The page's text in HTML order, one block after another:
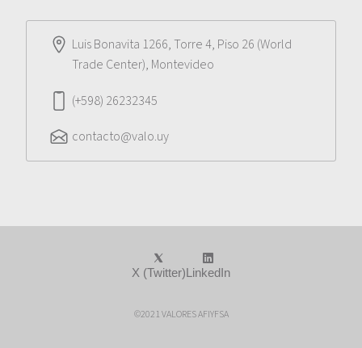
Luis Bonavita 1266, Torre 4, Piso 26 (World
Trade Center), Montevideo
(+598) 26232345
contacto@valo.uy
©2021 VALORES AFIYFSA
X (Twitter)LinkedIn